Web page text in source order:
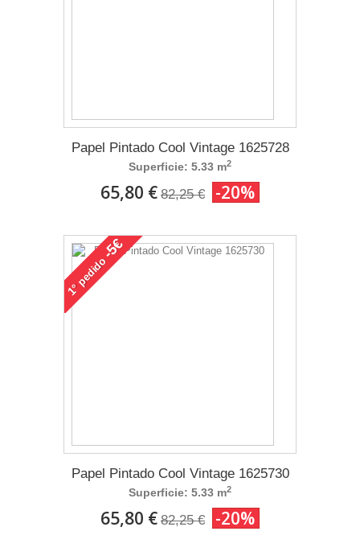
Papel Pintado Cool Vintage 1625728
Superficie: 5.33 m2
65,80 € 82,25 € -20%
1°
pedido
-5€
Papel Pintado Cool Vintage 1625730
Superficie: 5.33 m2
65,80 € 82,25 € -20%